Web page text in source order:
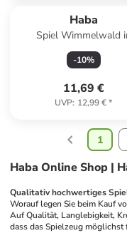
Haba
Spiel Wimmelwald
mehrfarbig
-10%
11,69 €
UVP: 12,99 €*
1
Haba Online Shop |
Qualitativ hochwertiges
Worauf legen Sie beim Kauf
Auf Qualität, Langlebigkeit,
dass das Spielzeug